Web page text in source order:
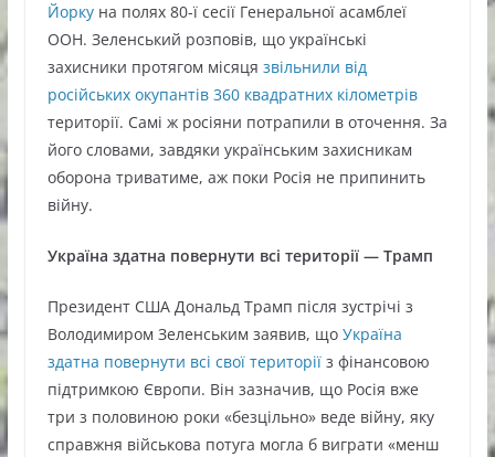
Йоркуна полях 80-ї сесії Генеральної асамблеї
ООН. Зеленський розповів, що українські
захисники протягом місяця звільнили від
російських окупантів 360 квадратних кілометрів
території. Самі ж росіяни потрапили в оточення. За
його словами, завдяки українським захисникам
оборона триватиме, аж поки Росія не припинить
війну.
Україна здатна повернути всі території — Трамп
Президент США Дональд Трамп після зустрічі з
Володимиром Зеленським заявив, що Україна
здатна повернути всі свої територіїз фінансовою
підтримкою Європи. Він зазначив, що Росія вже
три з половиною роки «безцільно» веде війну, яку
справжня військова потуга могла б виграти «менш